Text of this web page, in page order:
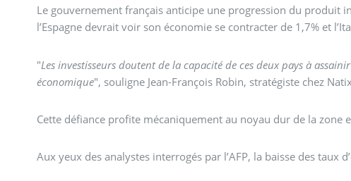
Le gouvernement français anticipe une progression du produit
l’Espagne devrait voir son économie se contracter de 1,7% et
"Les investisseurs doutent de la capacité de ces deux pays à
économique", souligne Jean-François Robin, stratégiste chez
Cette défiance profite mécaniquement au noyau dur de la zone
Aux yeux des analystes interrogés par l’AFP, la baisse des taux